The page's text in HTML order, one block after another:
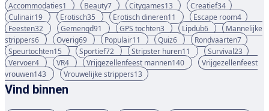
Accommodaties1 Beauty7 Citygames13 Creatief34
Culinair19 Erotisch35 Erotisch dineren11 Escape room4
Feesten32 Gemengd91 GPS tochten3 Lipdub6
Mannelijke
strippers6 Overig69 Populair11 Quiz6 Rondvaarten7
Speurtochten15 Sportief72 Stripster huren11 Survival23
Vervoer4 VR4 Vrijgezellenfeest mannen140
Vrijgezellenfeest
vrouwen143 Vrouwelijke strippers13
Vind binnen